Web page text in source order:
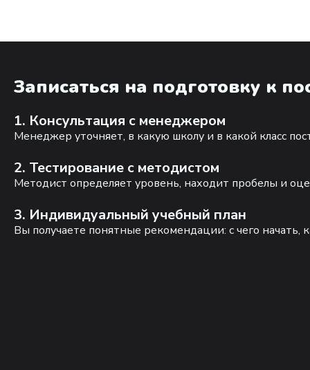
Записаться на подготовку к
1. Консультация с менеджером
Менеджер уточняет, в какую школу и в какой класс
2. Тестирование с методистом
Методист определяет уровень, находит пробелы и
3. Индивидуальный учебный план
Вы получаете понятные рекомендации: с чего начать,